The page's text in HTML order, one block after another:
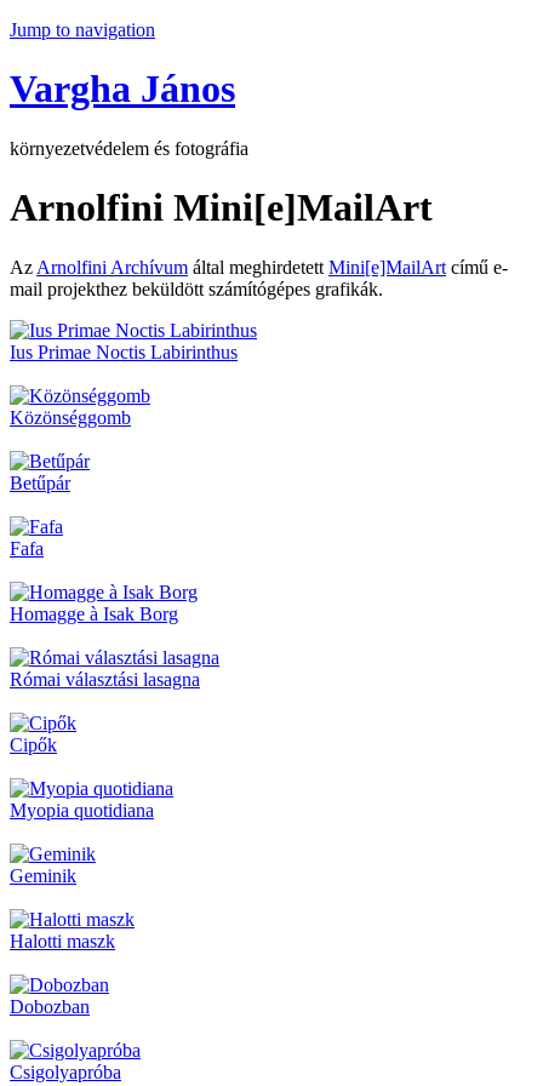
Jump to navigation
Vargha János
környezetvédelem és fotográfia
Arnolfini Mini[e]MailArt
Az Arnolfini Archívum által meghirdetett Mini[e]MailArt című e-
mail projekthez beküldött számítógépes grafikák.
Ius Primae Noctis Labirinthus
Közönséggomb
Betűpár
Fafa
Homagge à Isak Borg
Római választási lasagna
Cipők
Myopia quotidiana
Geminik
Halotti maszk
Dobozban
Csigolyapróba